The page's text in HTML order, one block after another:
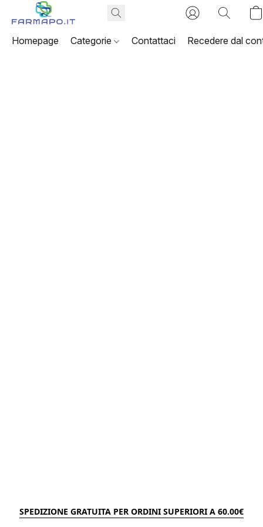
Homepage Categorie Contattaci Recedere dal
SPEDIZIONE GRATUITA PER ORDINI SUPERIORI A 60.00€